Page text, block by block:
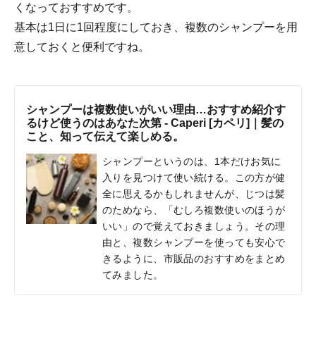
くなっておすすめです。
基本は1日に1回程度にしておき、複数のシャンプーを用
意しておくと便利ですね。
シャンプーは複数使いがいい理由…おすすめ紹介す
るけど使うのはあなた次第 - Caperi [カペリ]｜髪の
こと、知って伝えて楽しめる。
シャンプーというのは、1本だけお気に
入りを見つけて使い続ける。この方が健
全に思えるかもしれませんが、じつは髪
のためなら、「むしろ複数使いのほうが
いい」ので覚えておきましょう。その理
由と、複数シャンプーを使っても安心で
きるように、市販品のおすすめをまとめ
てみました。